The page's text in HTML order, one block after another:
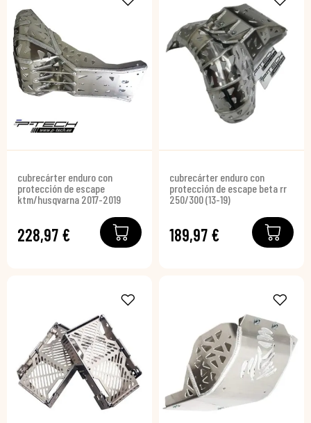
cubrecárter enduro con
protección de escape
ktm/husqvarna 2017-2019
228,97 €
cubrecárter enduro con
protección de escape beta rr
250/300 (13-19)
189,97 €